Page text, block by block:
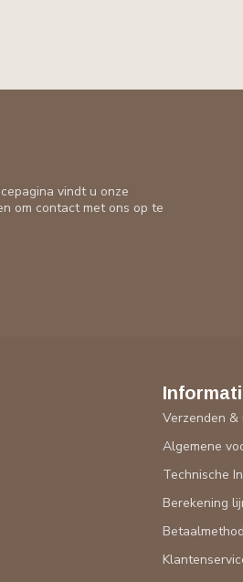
vindt u onze
om contact met ons op te
Verzenden
Algemene
Technische
Berekening